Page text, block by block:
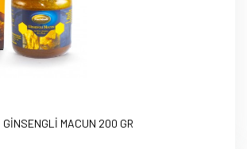
GİNSENGLİ MACUN 200 GR